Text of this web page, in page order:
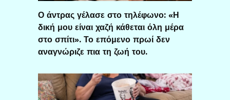
Ο άντρας γέλασε στο τηλέφωνο: «Η
δική μου είναι χαζή κάθεται όλη μέρα
στο σπίτι». Το επόμενο πρωί δεν
αναγνώριζε πια τη ζωή του.